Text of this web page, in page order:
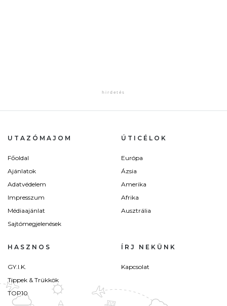
UTAZÓMAJOM
Főoldal
Ajánlatok
Adatvédelem
Impresszum
Médiaajánlat
Sajtómegjelenések
ÚTICÉLOK
Európa
Ázsia
Amerika
Afrika
Ausztrália
HASZNOS
GY.I.K.
Tippek & Trükkök
TOP10
ÍRJ NEKÜNK
Kapcsolat